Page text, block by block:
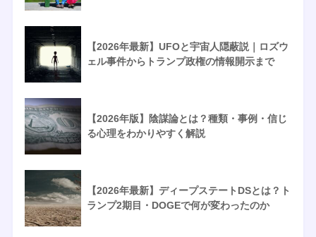
【2026年最新】UFOと宇宙人隠蔽説｜ロズウ
ェル事件からトランプ政権の情報開示まで
【2026年版】陰謀論とは？種類・事例・信じ
る心理をわかりやすく解説
【2026年最新】ディープステートDSとは？ト
ランプ2期目・DOGEで何が変わったのか